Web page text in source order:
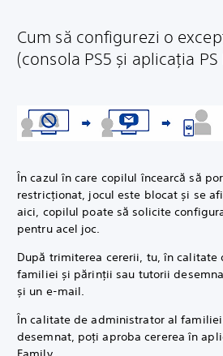
Cum să configurezi o
(consola PS5 și aplicația PS
În cazul în care copilul încearcă să
restricționat, jocul este blocat și se
aici, copilul poate să solicite
pentru acel joc.
După trimiterea cererii, tu, în calitate
familiei și părinții sau tutorii
și un e-mail.
În calitate de administrator al
desemnat, poți aproba cererea în